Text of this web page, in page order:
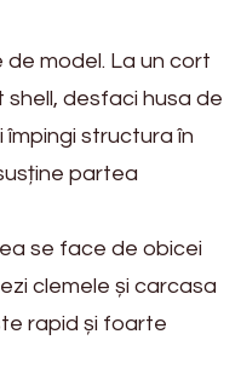
model. La un cort
desfaci husa de
structura în
partea
se face de obicei
clemele și carcasa
rapid și foarte